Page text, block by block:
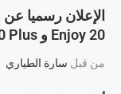
Enjoy 20 و Huawei Enjoy 20 Plus !!
من قبل سارة الطياري